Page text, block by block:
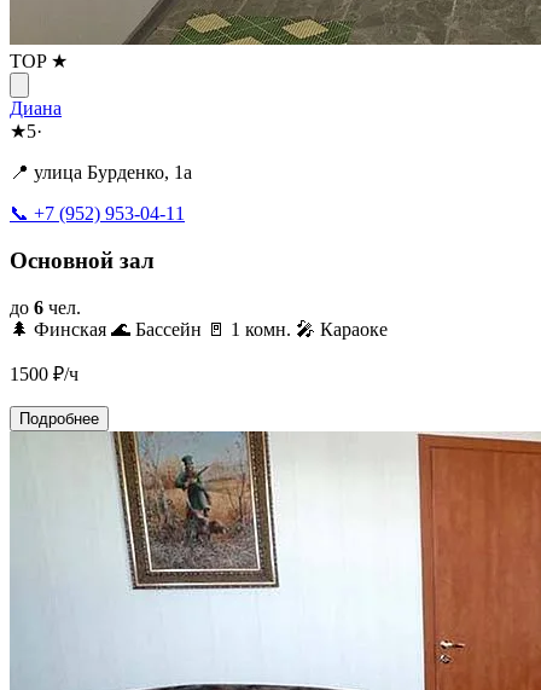
TOP ★
Диана
★5·
📍 улица Бурденко, 1а
📞 +7 (952) 953-04-11
Основной зал
до 6 чел.
🌲 Финская 🌊 Бассейн 🚪 1 комн. 🎤 Караоке
1500 ₽/ч
Подробнее